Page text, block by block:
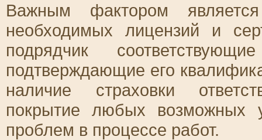
Важным фактором
необходимых лицензий и
подрядчик
подтверждающие его
наличие страховки
покрытие любых возможных
проблем в процессе работ.